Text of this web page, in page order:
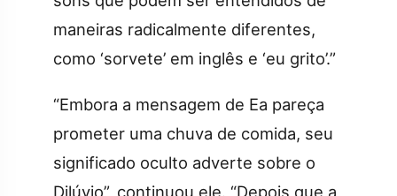
maneiras radicalmente diferentes,
como ‘sorvete’ em inglês e ‘eu grito’.”
“Embora a mensagem de Ea pareça
prometer uma chuva de comida, seu
significado oculto adverte sobre o
Dilúvio”, continuou ele. “Depois que a